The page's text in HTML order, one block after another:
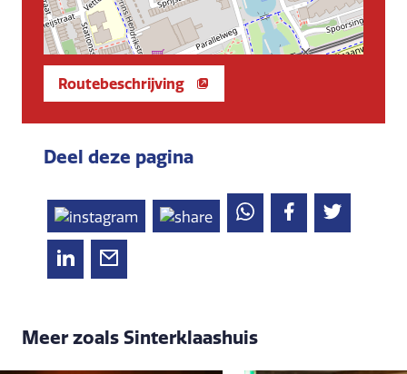
Routebeschrijving
Deel deze pagina
Meer zoals Sinterklaashuis